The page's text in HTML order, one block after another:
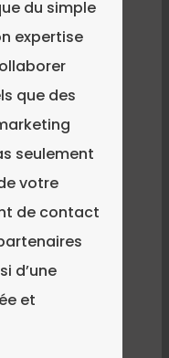
du simple
expertise
que des
seulement
votre
de contact
d’une
et